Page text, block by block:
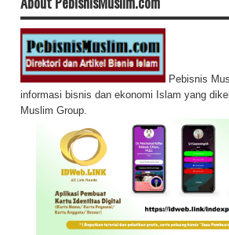
Pebisnis
informasi bisnis dan ekonomi Islam yang
Muslim Group.